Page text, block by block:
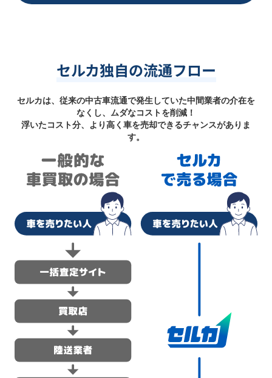
セルカ独自の流通フロー
セルカは、従来の中古車流通で発生していた中間業者の介在を
なくし、ムダなコストを削減！
浮いたコスト分、より高く車を売却できるチャンスがありま
す。